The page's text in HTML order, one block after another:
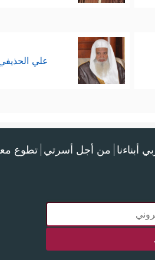
علي
أبناءنا من أجل أسرتي تطوع